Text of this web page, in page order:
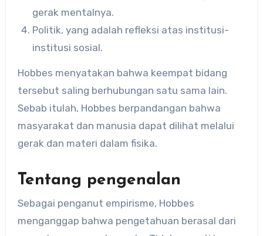
gerak mentalnya.
Politik, yang adalah refleksi atas institusi-
institusi sosial.
Hobbes menyatakan bahwa keempat bidang
tersebut saling berhubungan satu sama lain.
Sebab itulah, Hobbes berpandangan bahwa
masyarakat dan manusia dapat dilihat melalui
gerak dan materi dalam fisika.
Tentang pengenalan
Sebagai penganut empirisme, Hobbes
menganggap bahwa pengetahuan berasal dari